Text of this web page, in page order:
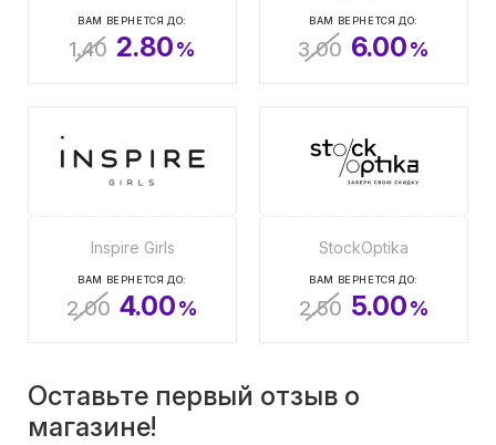
ВАМ ВЕРНЕТСЯ ДО:
1.40 2.80%
ВАМ ВЕРНЕТСЯ ДО:
3.00 6.00%
Inspire Girls
ВАМ ВЕРНЕТСЯ ДО:
2.00 4.00%
StockOptika
ВАМ ВЕРНЕТСЯ ДО:
2.50 5.00%
Оставьте первый отзыв о
магазине!